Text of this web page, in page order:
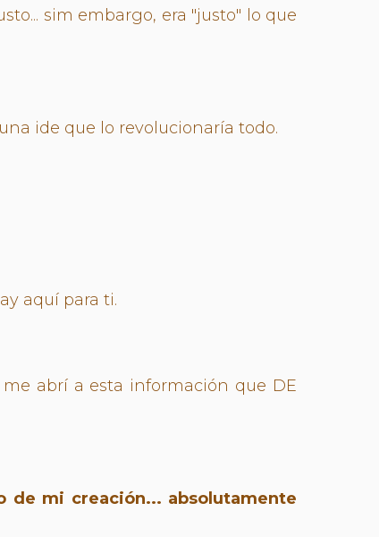
sim embargo, era "justo" lo que
ide que lo revolucionaría todo.
aquí para ti.
abrí a esta información que DE
de mi creación... absolutamente